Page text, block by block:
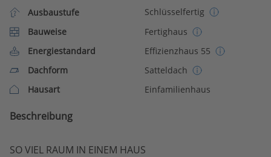
Ausbaustufe
Schlüsselfertig
Bauweise
Fertighaus
Energiestandard
Effizienzhaus 55
Dachform
Satteldach
Hausart
Einfamilienhaus
Beschreibung
SO VIEL RAUM IN EINEM HAUS